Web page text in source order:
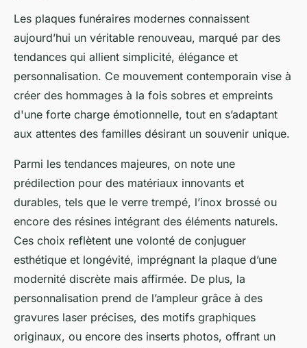
Les plaques funéraires modernes connaissent
aujourd’hui un véritable renouveau, marqué par des
tendances qui allient simplicité, élégance et
personnalisation. Ce mouvement contemporain vise à
créer des hommages à la fois sobres et empreints
d'une forte charge émotionnelle, tout en s’adaptant
aux attentes des familles désirant un souvenir unique.
Parmi les tendances majeures, on note une
prédilection pour des matériaux innovants et
durables, tels que le verre trempé, l’inox brossé ou
encore des résines intégrant des éléments naturels.
Ces choix reflètent une volonté de conjuguer
esthétique et longévité, imprégnant la plaque d’une
modernité discrète mais affirmée. De plus, la
personnalisation prend de l’ampleur grâce à des
gravures laser précises, des motifs graphiques
originaux, ou encore des inserts photos, offrant un